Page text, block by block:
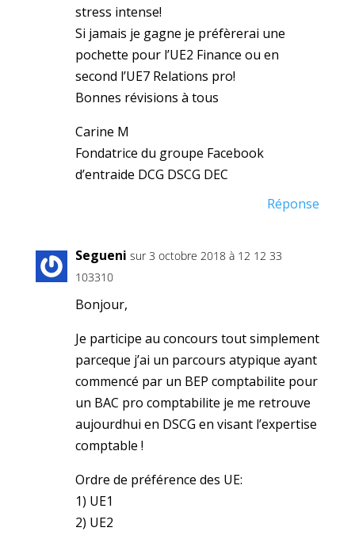
stress intense!
Si jamais je gagne je préfèrerai une
pochette pour l’UE2 Finance ou en
second l’UE7 Relations pro!
Bonnes révisions à tous
Carine M
Fondatrice du groupe Facebook
d’entraide DCG DSCG DEC
Réponse
Segueni sur 3 octobre 2018 à 12 12 33
103310
Bonjour,
Je participe au concours tout simplement
parceque j’ai un parcours atypique ayant
commencé par un BEP comptabilite pour
un BAC pro comptabilite je me retrouve
aujourdhui en DSCG en visant l’expertise
comptable !
Ordre de préférence des UE:
1) UE1
2) UE2